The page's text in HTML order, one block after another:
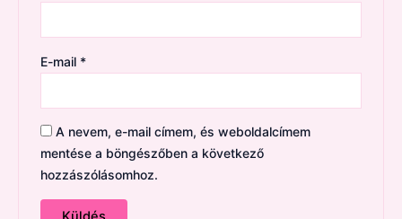
E-mail *
A nevem, e-mail címem, és weboldalcímem
mentése a böngészőben a következő
hozzászólásomhoz.